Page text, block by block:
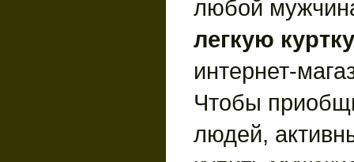
любой
легкую
интернет-
Чтобы
людей,